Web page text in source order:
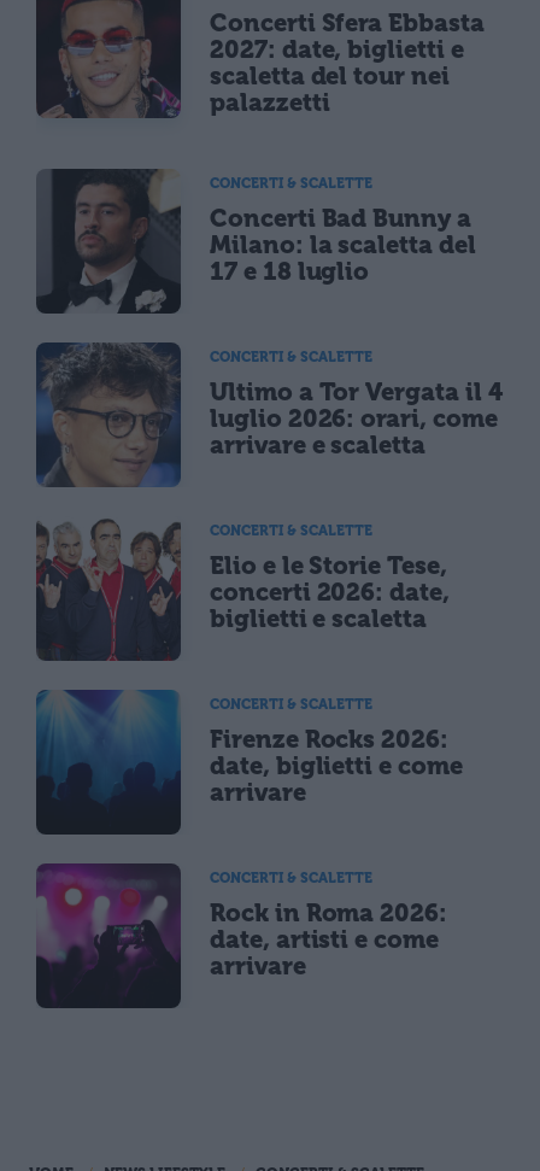
Concerti Sfera Ebbasta
2027: date, biglietti e
scaletta del tour nei
palazzetti
CONCERTI & SCALETTE
Concerti Bad Bunny a
Milano: la scaletta del
17 e 18 luglio
CONCERTI & SCALETTE
Ultimo a Tor Vergata il 4
luglio 2026: orari, come
arrivare e scaletta
CONCERTI & SCALETTE
Elio e le Storie Tese,
concerti 2026: date,
biglietti e scaletta
CONCERTI & SCALETTE
Firenze Rocks 2026:
date, biglietti e come
arrivare
CONCERTI & SCALETTE
Rock in Roma 2026:
date, artisti e come
arrivare